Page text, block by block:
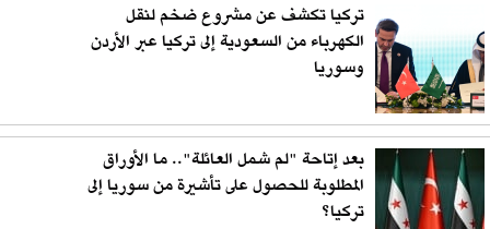
تركيا تكشف عن مشروع ضخم لنقل
الكهرباء من السعودية إلى تركيا عبر الأردن
وسوريا
بعد إتاحة "لم شمل العائلة".. ما الأوراق
المطلوبة للحصول على تأشيرة من سوريا إلى
تركيا؟